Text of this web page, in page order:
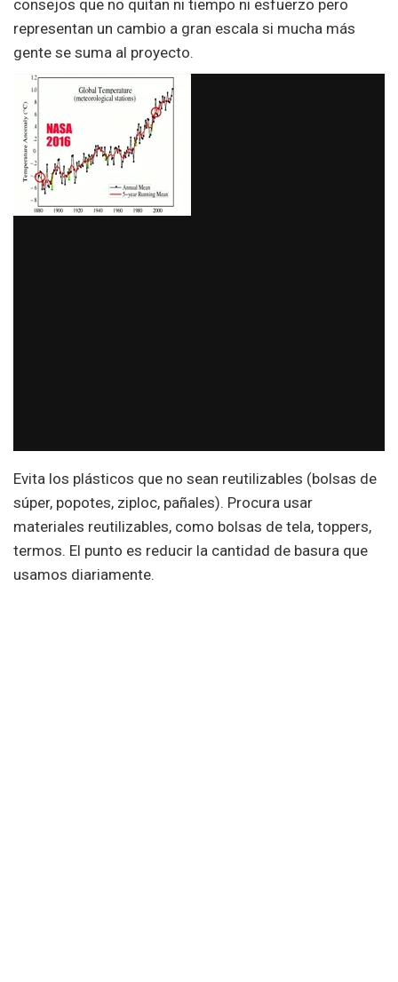
consejos que no quitan ni tiempo ni esfuerzo pero
representan un cambio a gran escala si mucha más
gente se suma al proyecto.
Evita los plásticos que no sean reutilizables (bolsas de
súper, popotes, ziploc, pañales). Procura usar
materiales reutilizables, como bolsas de tela, toppers,
termos. El punto es reducir la cantidad de basura que
usamos diariamente.